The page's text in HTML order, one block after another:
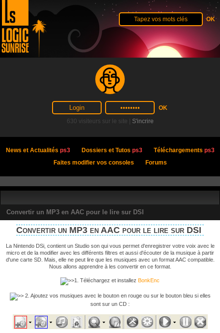
630 visiteurs sur le site | S'incrire
News et Actualités ps3 Dossiers et Tutos ps3 Téléchargements ps3
Faites modifier vos consoles
Forums
Convertir un MP3 en AAC pour le lire sur DSI
Convertir un MP3 en AAC pour le lire sur DSI
La Nintendo DSi, contient un Studio son qui vous permet d'enregistrer votre voix avec le
micro et de la modifier avec les différents filtres et aussi d'écouter de la musique à partir
d'une carte SD. Mais, elle ne peut lire que les musiques avec un format AAC compatible.
Nous allons apprendre à les convertir en ce format.
1. Téléchargez et installez BonkEnc
2. Ajoutez vos musiques avec le bouton en rouge ou sur le bouton bleu si elles
sont sur un CD :